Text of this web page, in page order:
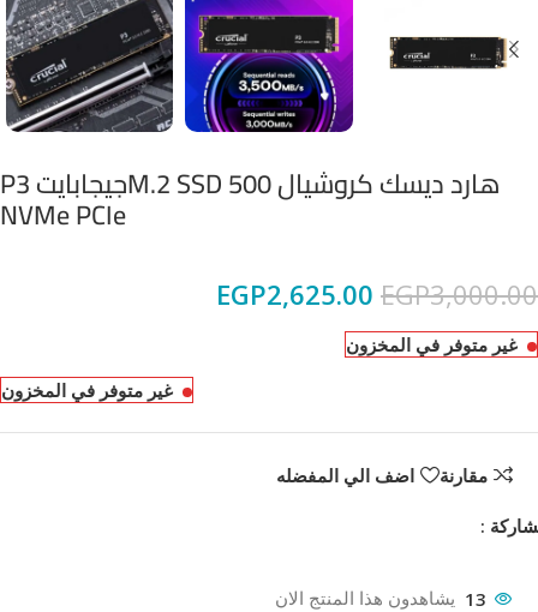
هارد ديسك كروشيال M.2 SSD 500جيجابايت P3
NVMe PCIe
EGP3,000.00
EGP2,625.00
غير متوفر في المخزون
غير متوفر في المخزون
مقارنة اضف الي المفضله
:
13 يشاهدون هذا المنتج الان